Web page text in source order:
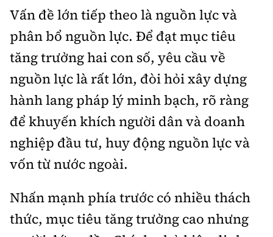
Vấn đề lớn tiếp theo là nguồn lực và
phân bổ nguồn lực. Để đạt mục tiêu
tăng trưởng hai con số, yêu cầu về
nguồn lực là rất lớn, đòi hỏi xây dựng
hành lang pháp lý minh bạch, rõ ràng
để khuyến khích người dân và doanh
nghiệp đầu tư, huy động nguồn lực và
vốn từ nước ngoài.
Nhấn mạnh phía trước có nhiều thách
thức, mục tiêu tăng trưởng cao nhưng